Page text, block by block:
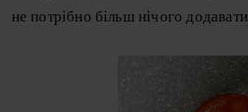
не потрібно більш нічого додавати